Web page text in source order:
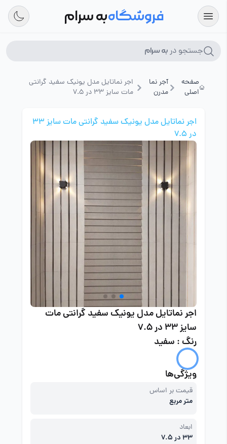
فروشگاهبه سرام
جستجو در به سرام
صفحه
اصلی
آجر نما
مدرن
اجر نماتایل مدل یونیک سفید گرانتی
مات سایز 33 در 7.5
اجر نماتایل مدل یونیک سفید گرانتی مات سایز 33
در 7.5
اجر نماتایل مدل یونیک سفید گرانتی مات
سایز 33 در 7.5
رنگ : سفید
ویژگی‌ها
قیمت بر اساس
متر مربع
ابعاد
33 در 7.5